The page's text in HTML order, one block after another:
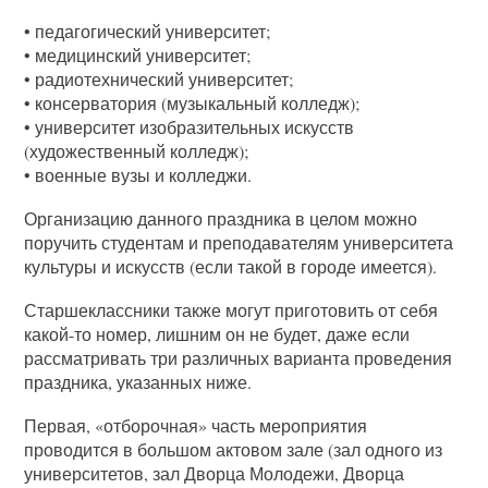
• педагогический университет;
• медицинский университет;
• радиотехнический университет;
• консерватория (музыкальный колледж);
• университет изобразительных искусств
(художественный колледж);
• военные вузы и колледжи.
Организацию данного праздника в целом можно
поручить студентам и преподавателям университета
культуры и искусств (если такой в городе имеется).
Старшеклассники также могут приготовить от себя
какой-то номер, лишним он не будет, даже если
рассматривать три различных варианта проведения
праздника, указанных ниже.
Первая, «отборочная» часть мероприятия
проводится в большом актовом зале (зал одного из
университетов, зал Дворца Молодежи, Дворца